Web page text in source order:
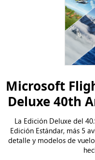
Microsoft
Deluxe 40th
La Edición Deluxe del
Edición Estándar, más 5
detalle y modelos de